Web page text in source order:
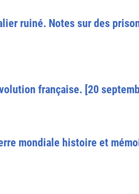
ruiné. Notes sur des
française. [20
mondiale histoire et